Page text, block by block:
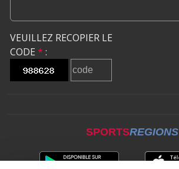
VEUILLEZ RECOPIER LE
CODE * :
SPORTSREGIONS